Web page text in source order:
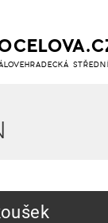
STŘEDNÍ